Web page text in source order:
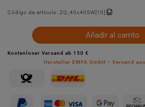
Código de artículo: ZQ_40x40SW[10]
Añadir al carrito
Kostenloser Versand ab 150 €
Hersteller EMFA GmbH – Versand